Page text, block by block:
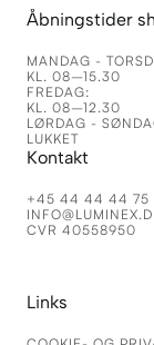
Åbningstider
MANDAG -
KL. 08–15.30
FREDAG:
KL. 08–12.30
LØRDAG -
LUKKET
Kontakt
+45 44 44 44 75
CVR 40558950
Links